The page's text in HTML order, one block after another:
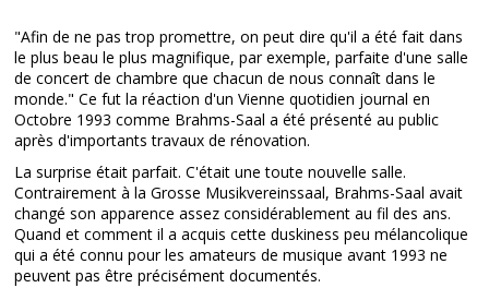
"Afin de ne pas trop promettre, on peut dire qu'il a été fait dans
le plus beau le plus magnifique, par exemple, parfaite d'une salle
de concert de chambre que chacun de nous connaît dans le
monde." Ce fut la réaction d'un Vienne quotidien journal en
Octobre 1993 comme Brahms-Saal a été présenté au public
après d'importants travaux de rénovation.
La surprise était parfait. C'était une toute nouvelle salle.
Contrairement à la Grosse Musikvereinssaal, Brahms-Saal avait
changé son apparence assez considérablement au fil des ans.
Quand et comment il a acquis cette duskiness peu mélancolique
qui a été connu pour les amateurs de musique avant 1993 ne
peuvent pas être précisément documentés.